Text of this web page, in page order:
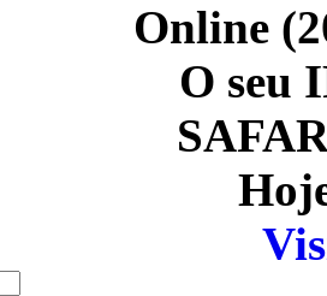
Online
O seu